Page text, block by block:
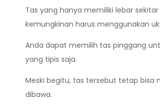
Tas yang hanya memiliki lebar
kemungkinan harus menggunakan
Anda dapat memilih tas pinggang
yang tipis saja.
Meski begitu, tas tersebut tetap bisa
dibawa.